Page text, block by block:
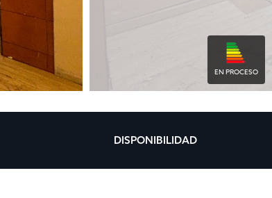
EN PROCESO
DISPONIBILIDAD